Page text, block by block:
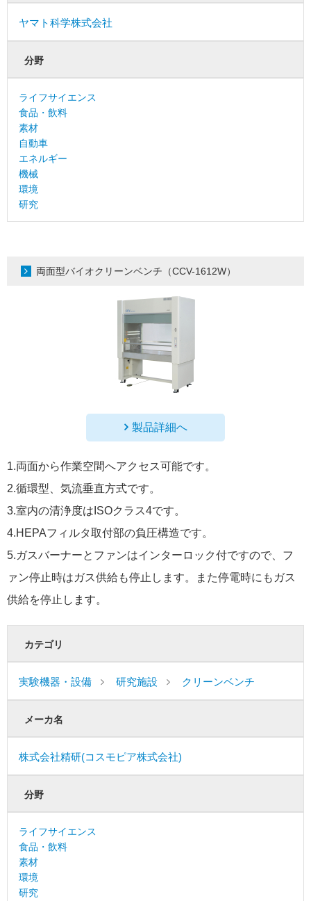
ヤマト科学株式会社
分野
ライフサイエンス
食品・飲料
素材
自動車
エネルギー
機械
環境
研究
両面型バイオクリーンベンチ（CCV-1612W）
製品詳細へ
1.両面から作業空間へアクセス可能です。
2.循環型、気流垂直方式です。
3.室内の清浄度はISOクラス4です。
4.HEPAフィルタ取付部の負圧構造です。
5.ガスバーナーとファンはインターロック付ですので、フ
ァン停止時はガス供給も停止します。また停電時にもガス
供給を停止します。
カテゴリ
実験機器・設備 研究施設 クリーンベンチ
メーカ名
株式会社精研(コスモピア株式会社)
分野
ライフサイエンス
食品・飲料
素材
環境
研究